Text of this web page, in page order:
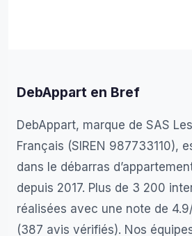
DebAppart en Bref
DebAppart, marque de SAS
Français (SIREN 987733110),
dans le débarras
depuis 2017. Plus de 3 200
réalisées avec une note de
(387 avis vérifiés). Nos